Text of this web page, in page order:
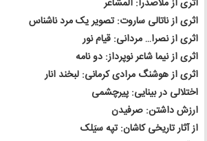
اثری از ناتالی ساروت: تصویر یک مرد ناشناس
اثری از نصرا… مردانی: قیام نور
اثری از نیما شاعر نوپرداز: دو نامه
اثری از هوشنگ مرادی کرمانی: لبخند انار
اختلالی در بینایی: پیرچشمی
ارزش داشتن: صرفیدن
از آثار تاریخی کاشان: تپه سیَلک